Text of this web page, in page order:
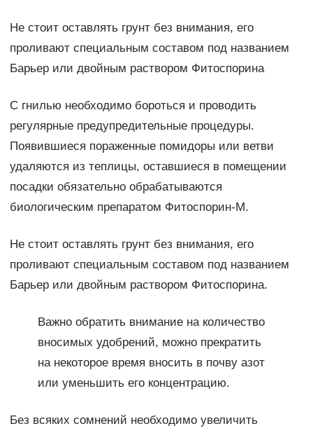
Не стоит оставлять грунт без внимания, его
проливают специальным составом под названием
Барьер или двойным раствором Фитоспорина
С гнилью необходимо бороться и проводить
регулярные предупредительные процедуры.
Появившиеся пораженные помидоры или ветви
удаляются из теплицы, оставшиеся в помещении
посадки обязательно обрабатываются
биологическим препаратом Фитоспорин-М.
Не стоит оставлять грунт без внимания, его
проливают специальным составом под названием
Барьер или двойным раствором Фитоспорина.
Важно обратить внимание на количество
вносимых удобрений, можно прекратить
на некоторое время вносить в почву азот
или уменьшить его концентрацию.
Без всяких сомнений необходимо увеличить